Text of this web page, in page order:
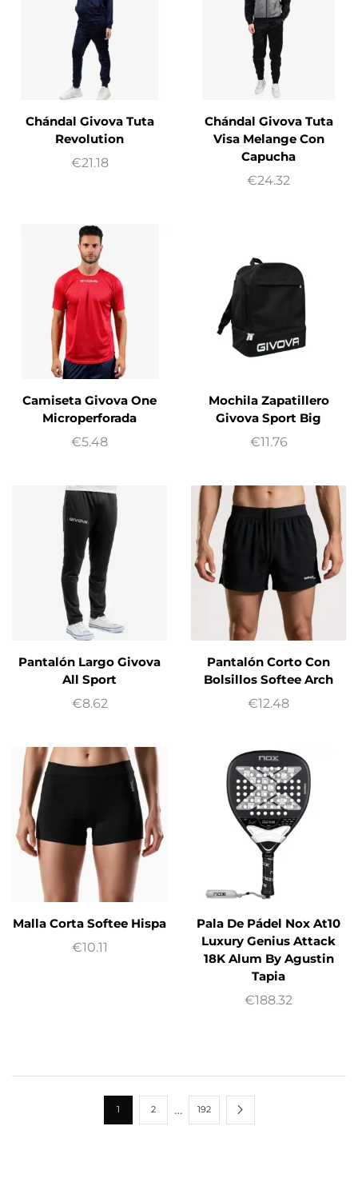
Chándal Givova Tuta
Revolution
€21.18
Chándal Givova Tuta
Visa Melange Con
Capucha
€24.32
Camiseta Givova One
Microperforada
€5.48
Mochila Zapatillero
Givova Sport Big
€11.76
Pantalón Largo Givova
All Sport
€8.62
Pantalón Corto Con
Bolsillos Softee Arch
€12.48
Malla Corta Softee Hispa
€10.11
Pala De Pádel Nox At10
Luxury Genius Attack
18K Alum By Agustin
Tapia
€188.32
1 2 … 192